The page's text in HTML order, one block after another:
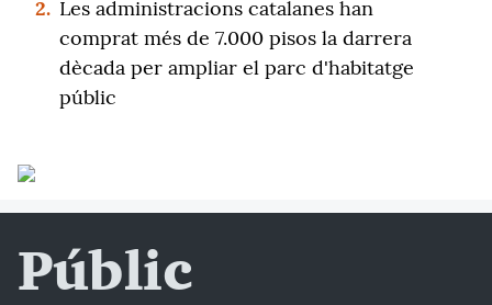
2. Les administracions catalanes han
comprat més de 7.000 pisos la darrera
dècada per ampliar el parc d'habitatge
públic
Públic